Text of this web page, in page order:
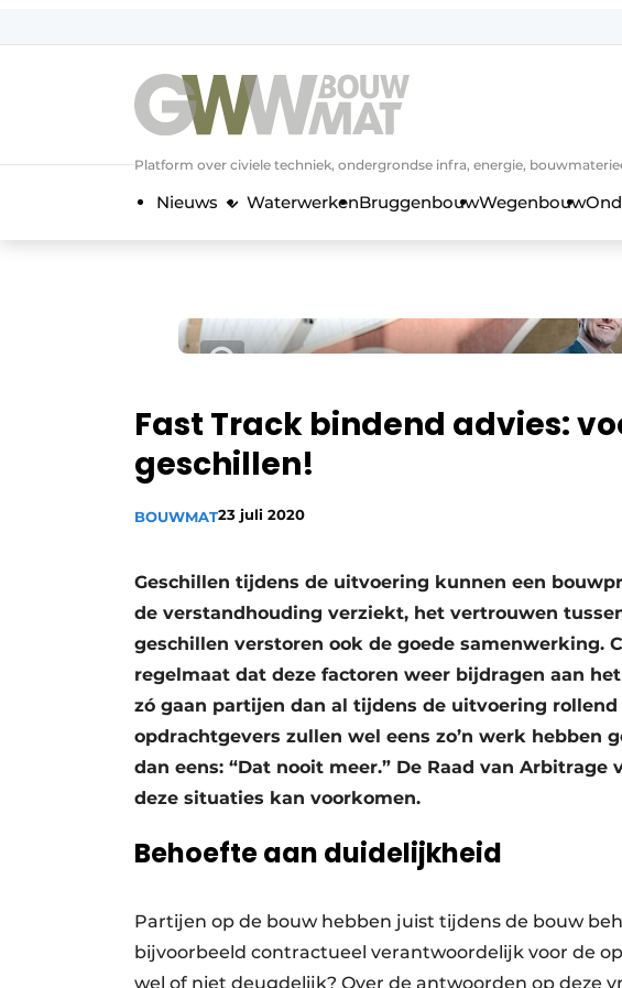
Platform over civiele techniek, ondergrondse infra, energie,
Nieuws WaterwerkenBruggenbouwWegenbouw
Fast Track bindend advies:
geschillen!
BOUWMAT23 juli 2020
Geschillen tijdens de uitvoering kunnen een
de verstandhouding verziekt, het vertrouwen
geschillen verstoren ook de goede samenwerking.
regelmaat dat deze factoren weer bijdragen aan
zó gaan partijen dan al tijdens de uitvoering
opdrachtgevers zullen wel eens zo’n werk hebben
dan eens: “Dat nooit meer.” De Raad van
deze situaties kan voorkomen.
Behoefte aan duidelijkheid
Partijen op de bouw hebben juist tijdens de bouw
bijvoorbeeld contractueel verantwoordelijk voor de
wel of niet deugdelijk? Over de antwoorden op deze